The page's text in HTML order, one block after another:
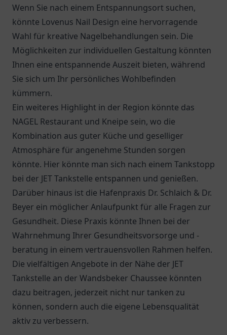
Wenn Sie nach einem Entspannungsort suchen,
könnte Lovenus Nail Design eine hervorragende
Wahl für kreative Nagelbehandlungen sein. Die
Möglichkeiten zur individuellen Gestaltung könnten
Ihnen eine entspannende Auszeit bieten, während
Sie sich um Ihr persönliches Wohlbefinden
kümmern.
Ein weiteres Highlight in der Region könnte das
NAGEL Restaurant und Kneipe sein, wo die
Kombination aus guter Küche und geselliger
Atmosphäre für angenehme Stunden sorgen
könnte. Hier könnte man sich nach einem Tankstopp
bei der JET Tankstelle entspannen und genießen.
Darüber hinaus ist die Hafenpraxis Dr. Schlaich & Dr.
Beyer ein möglicher Anlaufpunkt für alle Fragen zur
Gesundheit. Diese Praxis könnte Ihnen bei der
Wahrnehmung Ihrer Gesundheitsvorsorge und -
beratung in einem vertrauensvollen Rahmen helfen.
Die vielfältigen Angebote in der Nähe der JET
Tankstelle an der Wandsbeker Chaussee könnten
dazu beitragen, jederzeit nicht nur tanken zu
können, sondern auch die eigene Lebensqualität
aktiv zu verbessern.